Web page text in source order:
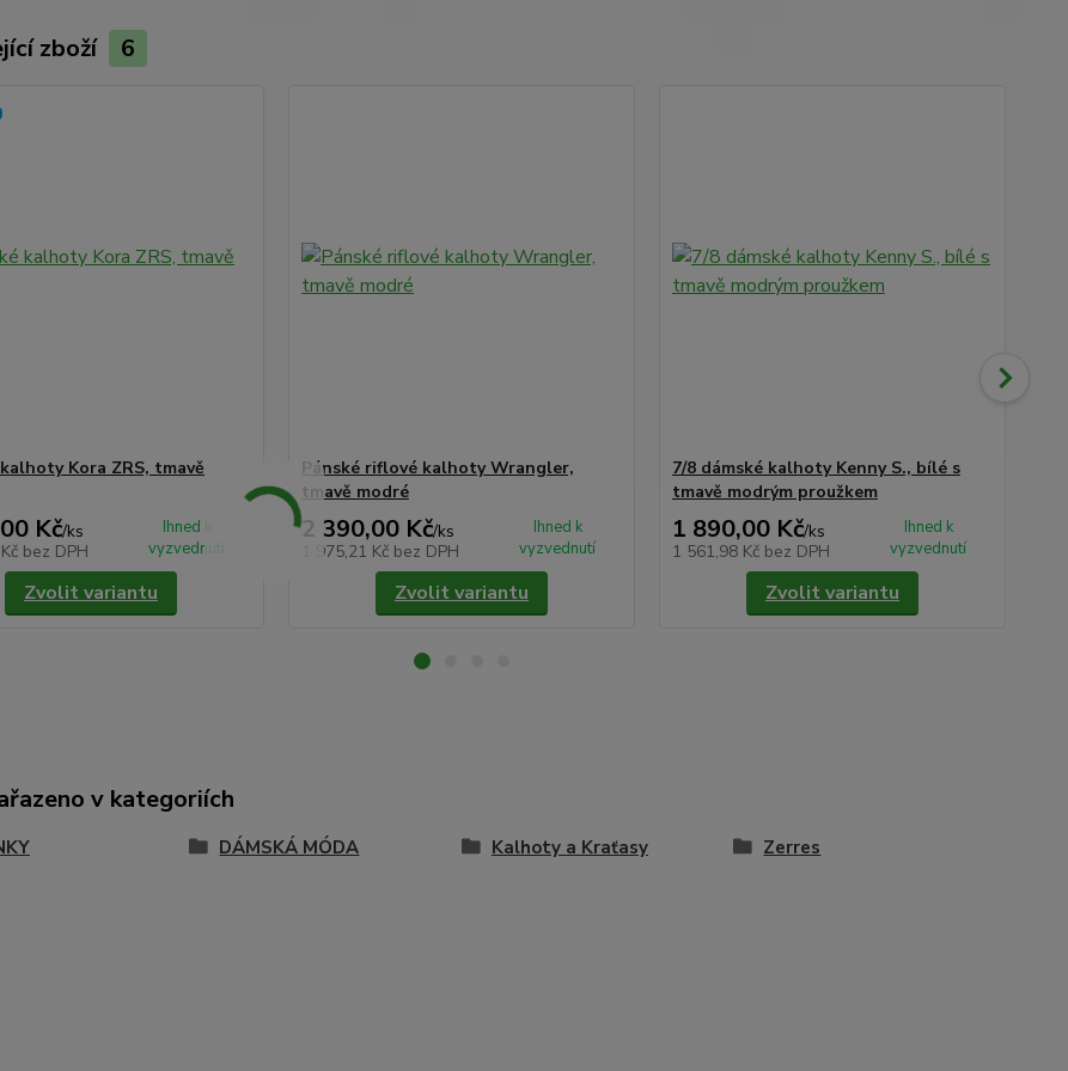
zboží 6
Kora ZRS, tmavě
Kč/ks
bez DPH
Ihned k
vyzvednutí
Zvolit variantu
Pánské riflové kalhoty Wrangler,
tmavě modré
2 390,00 Kč/ks
1 975,21 Kč bez DPH
Ihned k
vyzvednutí
Zvolit variantu
7/8 dámské kalhoty Kenny S., bílé s
tmavě modrým proužkem
1 890,00 Kč/ks
1 561,98 Kč bez DPH
Ihned k
vyzvednutí
Zvolit variantu
v kategoriích
DÁMSKÁ MÓDA Kalhoty a Kraťasy Zerres